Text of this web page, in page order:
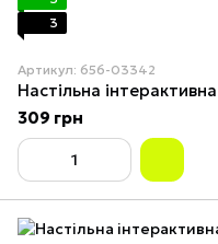
3
Артикул: 656-03342
309 грн